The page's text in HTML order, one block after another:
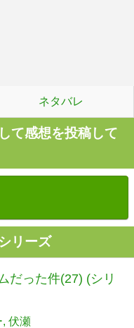
ネタバレ
て感想を投稿して
リーズ
だった件(27) (シリ
伏瀬